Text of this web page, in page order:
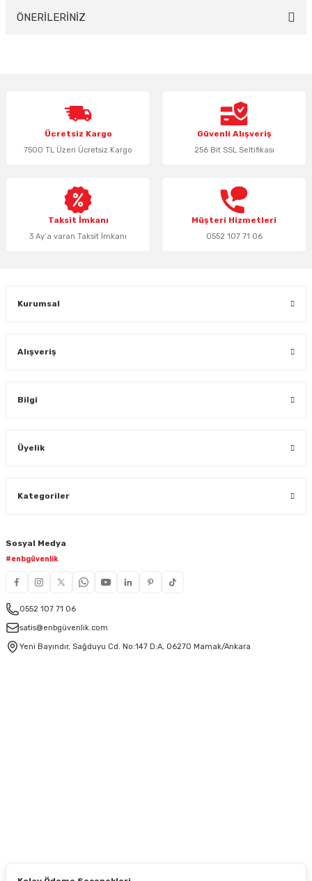
ÖNERİLERİNİZ
Ürün resmi kalitesiz, bozuk veya görüntülenemiyor.
Ürün açıklamasında eksik bilgiler bulunuyor.
Ürün bilgilerinde hatalar bulunuyor.
Bu ürüne benzer farklı alternatifler olmalı.
Ücretsiz Kargo
7500 TL Üzeri Ücretsiz Kargo
Güvenli Alışveriş
256 Bit SSL Seltifikası
Taksit İmkanı
3 Ay’a varan Taksit İmkanı
Müşteri Hizmetleri
0552 107 71 06
Kurumsal
Alışveriş
Bilgi
Üyelik
Kategoriler
Sosyal Medya
#enbgüvenlik
0552 107 71 06
satis@enbgüvenlik.com
Yeni Bayındır, Sağduyu Cd. No:147 D:A, 06270 Mamak/Ankara